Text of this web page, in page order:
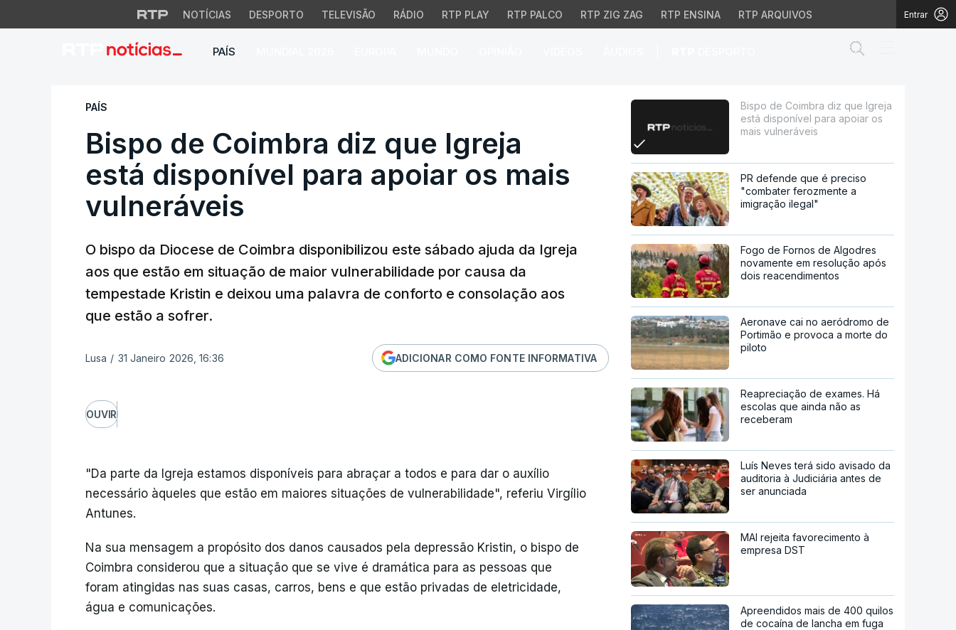
NOTÍCIAS DESPORTO TELEVISÃO RÁDIO RTP PLAY RTP PALCO RTP ZIG ZAG RTP ENSINA RTP ARQUIVOS Entrar
PAÍS
Bispo de Coimbra diz que Igreja está disponível para apoiar os
PAÍS
Bispo de Coimbra diz que Igreja
está disponível para apoiar os mais
vulneráveis
O bispo da Diocese de Coimbra disponibilizou este sábado ajuda da Igreja
aos que estão em situação de maior vulnerabilidade por causa da
tempestade Kristin e deixou uma palavra de conforto e consolação aos
que estão a sofrer.
Lusa / 31 Janeiro 2026, 16:36 ADICIONAR COMO FONTE INFORMATIVA
OUVIR
"Da parte da Igreja estamos disponíveis para abraçar a todos e para dar o auxílio
necessário àqueles que estão em maiores situações de vulnerabilidade", referiu Virgílio
Antunes.
Na sua mensagem a propósito dos danos causados pela depressão Kristin, o bispo de
Coimbra considerou que a situação que se vive é dramática para as pessoas que
foram atingidas nas suas casas, carros, bens e que estão privadas de eletricidade,
água e comunicações.
Bispo de Coimbra diz que Igreja
está disponível para apoiar os
mais vulneráveis
PR defende que é preciso
"combater ferozmente a
imigração ilegal"
Fogo de Fornos de Algodres
novamente em resolução após
dois reacendimentos
Aeronave cai no aeródromo de
Portimão e provoca a morte do
piloto
Reapreciação de exames. Há
escolas que ainda não as
receberam
Luís Neves terá sido avisado da
auditoria à Judiciária antes de
ser anunciada
MAI rejeita favorecimento à
empresa DST
Apreendidos mais de 400 quilos
de cocaína de lancha em fuga